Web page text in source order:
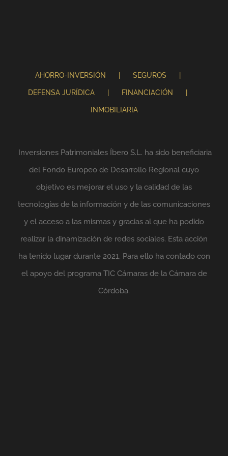
AHORRO-INVERSIÓN SEGUROS
DEFENSA JURÍDICA FINANCIACIÓN
INMOBILIARIA
Inversiones Patrimoniales Íbero S.L. ha sido beneficiaria
del Fondo Europeo de Desarrollo Regional cuyo
objetivo es mejorar el uso y la calidad de las
tecnologías de la información y de las comunicaciones
y el acceso a las mismas y gracias al que ha podido
realizar la dinamización de redes sociales. Esta acción
ha tenido lugar durante 2021. Para ello ha contado con
el apoyo del programa TIC Cámaras de la Cámara de
Córdoba.